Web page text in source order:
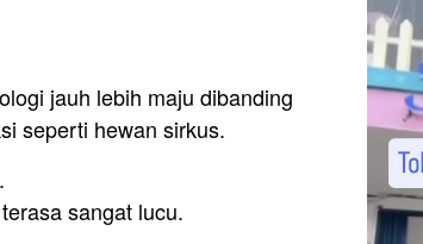
jauh lebih maju dibanding
seperti hewan sirkus.
sangat lucu.